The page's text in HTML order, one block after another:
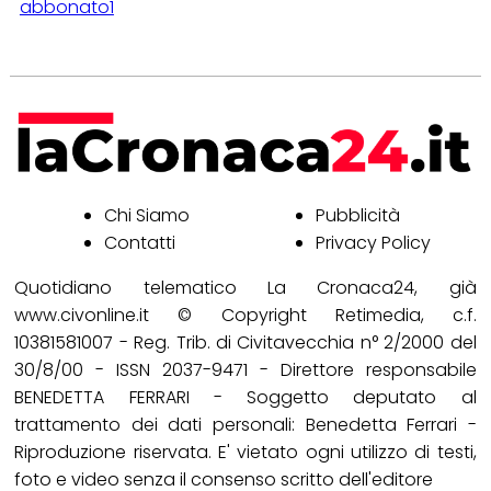
abbonato1
Chi Siamo
Contatti
Pubblicità
Privacy Policy
Quotidiano telematico La Cronaca24, già
www.civonline.it © Copyright Retimedia, c.f.
10381581007 - Reg. Trib. di Civitavecchia n° 2/2000 del
30/8/00 - ISSN 2037-9471 - Direttore responsabile
BENEDETTA FERRARI - Soggetto deputato al
trattamento dei dati personali: Benedetta Ferrari -
Riproduzione riservata. E' vietato ogni utilizzo di testi,
foto e video senza il consenso scritto dell'editore